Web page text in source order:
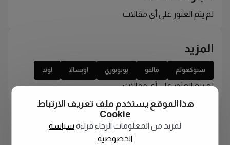
لم يتم العثور على أي مقالات
المزيد
ستوكهولم مالمو يوتوبوري اوبسالا لوند
لم يتم العثور على أي مقالات
هذا الموقع يستخدم ملف تعريف الارتباط
Cookie
لمزيد من المعلومات الرجاء قراءة سياسة
الخصوصية